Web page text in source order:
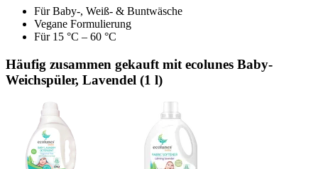
Für Baby-, Weiß- & Buntwäsche
Vegane Formulierung
Für 15 °C – 60 °C
Häufig zusammen gekauft mit ecolunes Baby-
Weichspüler, Lavendel (1 l)